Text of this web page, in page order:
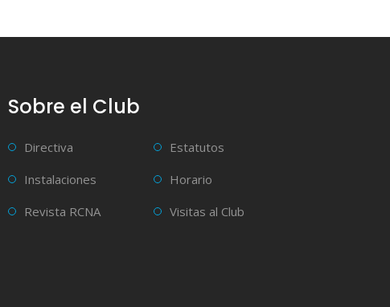
Sobre el Club
Directiva
Estatutos
Instalaciones
Horario
Revista RCNA
Visitas al Club